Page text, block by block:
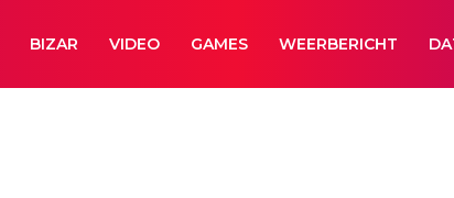
BIZAR VIDEO GAMES WEERBERICHT